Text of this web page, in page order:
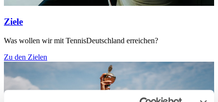
Ziele
Was wollen wir mit TennisDeutschland erreichen?
Zu den Zielen